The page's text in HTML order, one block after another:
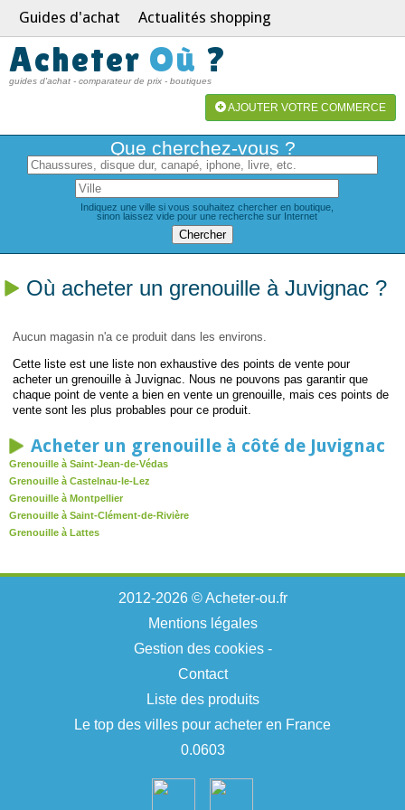
Guides d'achat Actualités shopping
Acheter Où ?
guides d'achat - comparateur de prix - boutiques
AJOUTER VOTRE COMMERCE
Que cherchez-vous ?
Indiquez une ville si vous souhaitez chercher en boutique,
sinon laissez vide pour une recherche sur Internet
Où acheter un grenouille à Juvignac ?
Aucun magasin n'a ce produit dans les environs.
Cette liste est une liste non exhaustive des points de vente pour
acheter un grenouille à Juvignac. Nous ne pouvons pas garantir que
chaque point de vente a bien en vente un grenouille, mais ces points de
vente sont les plus probables pour ce produit.
Acheter un grenouille à côté de Juvignac
Grenouille à Saint-Jean-de-Védas
Grenouille à Castelnau-le-Lez
Grenouille à Montpellier
Grenouille à Saint-Clément-de-Rivière
Grenouille à Lattes
2012-2026 © Acheter-ou.fr
Mentions légales
Gestion des cookies-
Contact
Liste des produits
Le top des villes pour acheter en France
0.0603